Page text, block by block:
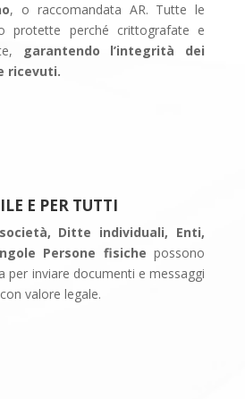
, o raccomandata AR. Tutte le
protette perché crittografate e
garantendo l’integrità dei
ricevuti.
E PER TUTTI
Ditte individuali, Enti,
Persone fisiche possono
per inviare documenti e messaggi
valore legale.